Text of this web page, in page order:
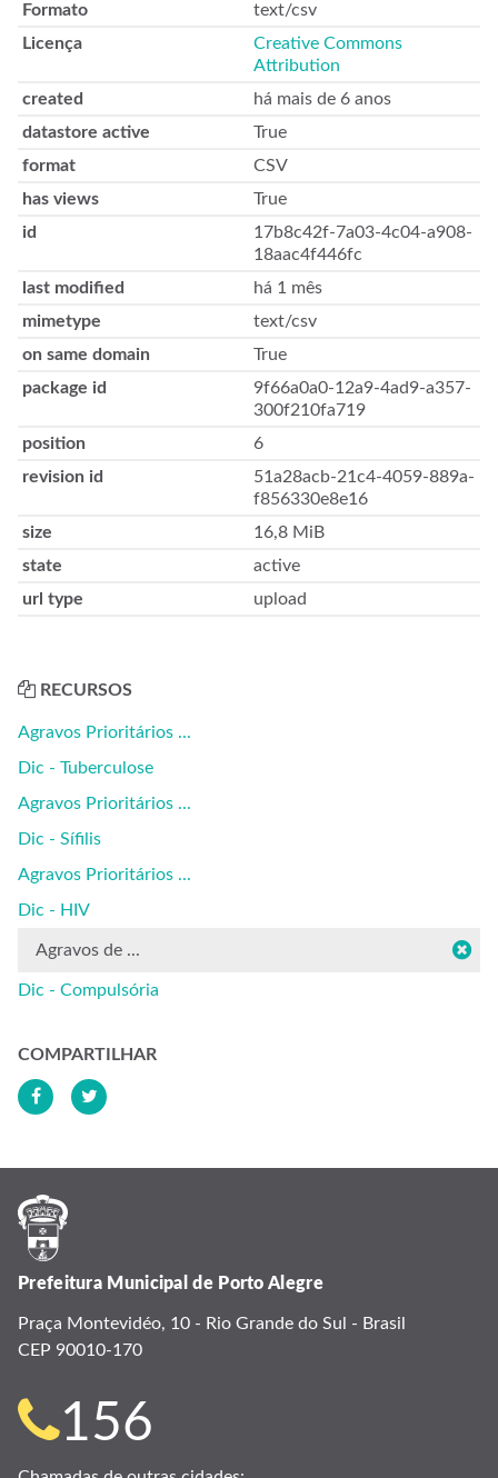
Formato
text/csv
Licença
Creative Commons
Attribution
created
há mais de 6 anos
datastore active
True
format
CSV
has views
True
id
17b8c42f-7a03-4c04-a908-
18aac4f446fc
last modified
há 1 mês
mimetype
text/csv
on same domain
True
package id
9f66a0a0-12a9-4ad9-a357-
300f210fa719
position
6
revision id
51a28acb-21c4-4059-889a-
f856330e8e16
size
16,8 MiB
state
active
url type
upload
RECURSOS
Agravos Prioritários ...
Dic - Tuberculose
Agravos Prioritários ...
Dic - Sífilis
Agravos Prioritários ...
Dic - HIV
Agravos de ...
Dic - Compulsória
COMPARTILHAR
Prefeitura Municipal de Porto Alegre
Praça Montevidéo, 10 - Rio Grande do Sul - Brasil
CEP 90010-170
Telefone
156